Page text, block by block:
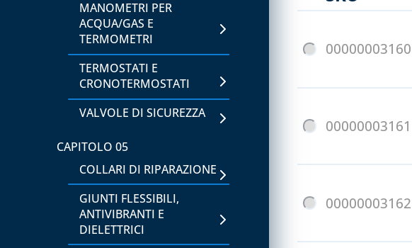
STRUMENTI DI MISURA,
TEMPERATURA E
UMIDITÀ
CAPITOLO 06
LAVAGGIO E
IGIENIZZAZIONE
CAPITOLO 07
ACCESSORI PER
BOMBOLE GAS
BOMBOLE E GAS
REFRIGERANTE
MANOMETRI PER
ACQUA/GAS E
TERMOMETRI
TERMOSTATI E
CRONOTERMOSTATI
VALVOLE DI SICUREZZA
CAPITOLO 05
COLLARI DI RIPARAZIONE
GIUNTI FLESSIBILI,
ANTIVIBRANTI E
DIELETTRICI
00000003160
00000003161
00000003162